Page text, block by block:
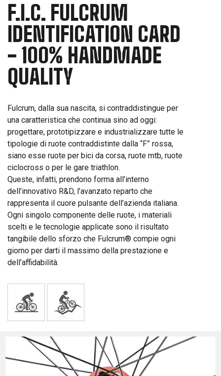
F.I.C. FULCRUM
IDENTIFICATION CARD
- 100% HANDMADE
QUALITY
Fulcrum, dalla sua nascita, si contraddistingue per
una caratteristica che continua sino ad oggi:
progettare, prototipizzare e industrializzare tutte le
tipologie di ruote contraddistinte dalla “F” rossa,
siano esse ruote per bici da corsa, ruote mtb, ruote
ciclocross o per le gare triathlon.
Queste, infatti, prendono forma all’interno
dell’innovativo R&D, l’avanzato reparto che
rappresenta il cuore pulsante dell’azienda italiana.
Ogni singolo componente delle ruote, i materiali
scelti e le tecnologie applicate sono il risultato
tangibile dello sforzo che Fulcrum® compie ogni
giorno per darti il massimo della prestazione e
dell’affidabilità.